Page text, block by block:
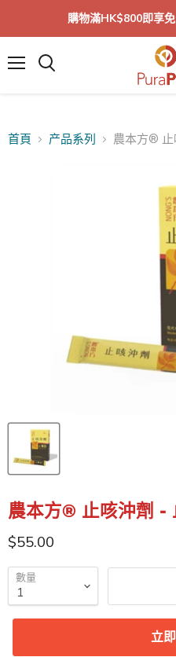
購物滿HK$800即享
首頁 产品系列 農本方® 止
農本方® 止咳沖劑 -
特價
$55.00
數量
立